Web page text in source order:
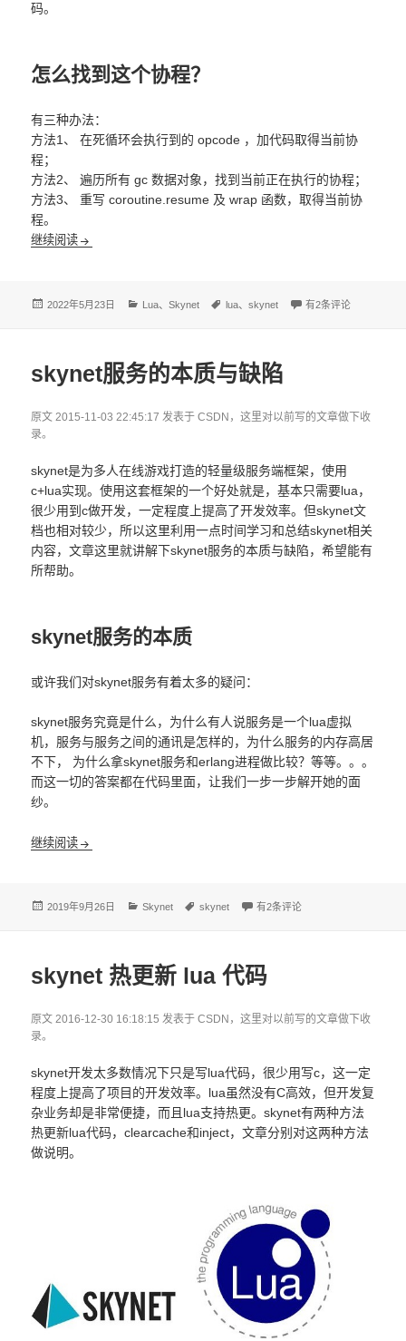
码。
怎么找到这个协程？
有三种办法：
方法1、 在死循环会执行到的 opcode ，加代码取得当前协
程；
方法2、 遍历所有 gc 数据对象，找到当前正在执行的协程；
方法3、 重写 coroutine.resume 及 wrap 函数，取得当前协
程。
继续阅读 找到 lua 死循环代码
发
2022年5月23日
分
Lua、 Skynet
标
lua、skynet 找到 lua 死循环代码
有2条评论
skynet服务的本质与缺陷
原文 2015-11-03 22:45:17 发表于 CSDN，这里对以前写的文章做下收
录。
skynet是为多人在线游戏打造的轻量级服务端框架，使用
c+lua实现。使用这套框架的一个好处就是，基本只需要lua，
很少用到c做开发，一定程度上提高了开发效率。但skynet文
档也相对较少，所以这里利用一点时间学习和总结skynet相关
内容，文章这里就讲解下skynet服务的本质与缺陷，希望能有
所帮助。
skynet服务的本质
或许我们对skynet服务有着太多的疑问：
skynet服务究竟是什么，为什么有人说服务是一个lua虚拟
机，服务与服务之间的通讯是怎样的，为什么服务的内存高居
不下， 为什么拿skynet服务和erlang进程做比较？等等。。。
而这一切的答案都在代码里面，让我们一步一步解开她的面
纱。
继续阅读 skynet服务的本质与缺陷
发
2019年9月26日
分
Skynet
标
skynet skynet服务的本质与缺陷
有2条评论
skynet 热更新 lua 代码
原文 2016-12-30 16:18:15 发表于 CSDN，这里对以前写的文章做下收
录。
skynet开发太多数情况下只是写lua代码，很少用写c，这一定
程度上提高了项目的开发效率。lua虽然没有C高效，但开发复
杂业务却是非常便捷，而且lua支持热更。skynet有两种方法
热更新lua代码，clearcache和inject，文章分别对这两种方法
做说明。